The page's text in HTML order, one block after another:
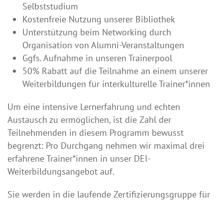
Selbststudium
Kostenfreie Nutzung unserer Bibliothek
Unterstützung beim Networking durch
Organisation von Alumni-Veranstaltungen
Ggfs. Aufnahme in unseren Trainerpool
50% Rabatt auf die Teilnahme an einem unserer
Weiterbildungen für interkulturelle Trainer*innen
Um eine intensive Lernerfahrung und echten
Austausch zu ermöglichen, ist die Zahl der
Teilnehmenden in diesem Programm bewusst
begrenzt: Pro Durchgang nehmen wir maximal drei
erfahrene Trainer*innen in unser DEI-
Weiterbildungsangebot auf.
Sie werden in die laufende Zertifizierungsgruppe für